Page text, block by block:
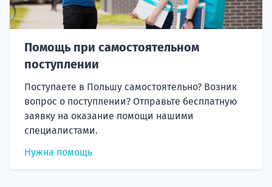
Помощь при самостоятельном
поступлении
Поступаете в Польшу самостоятельно? Возник
вопрос о поступлении? Отправьте бесплатную
заявку на оказание помощи нашими
специалистами.
Нужна помощь